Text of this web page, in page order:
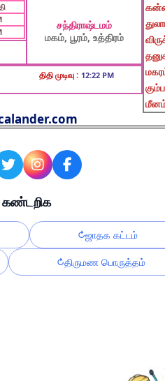
சந்திராஷ்டமம்
மகம், பூரம், உத்திரம்
திதி முடிவு : 12:22 PM
கண்டறிக
ஜாதக கட்டம்
திருமண பொருத்தம்